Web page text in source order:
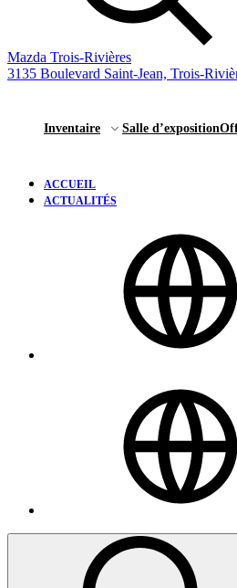
Mazda Trois-Rivières
3135 Boulevard Saint-Jean, Trois-
Inventaire Salle d’exposition
ACCUEIL
ACTUALITÉS